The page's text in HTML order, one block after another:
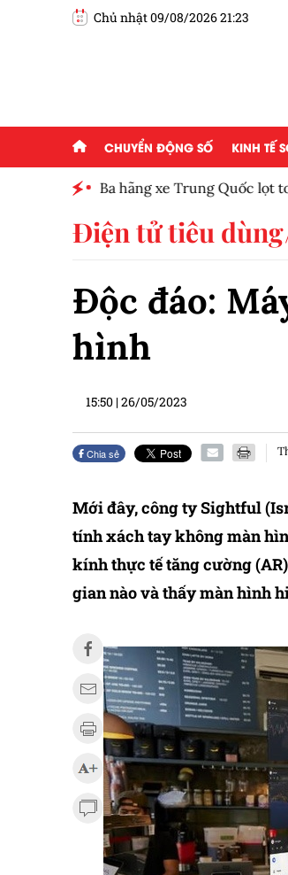
Chủ nhật 09/08/2026 21:23
CHUYỂN ĐỘNG SỐ KINH TẾ
Ba hãng xe Trung Quốc lọt
Điện tử tiêu dùng
Độc đáo:
hình
15:50 |26/05/2023
Chia sẻ
Mới đây, công ty Sightful
tính xách tay không màn
kính thực tế tăng cường
gian nào và thấy màn hình